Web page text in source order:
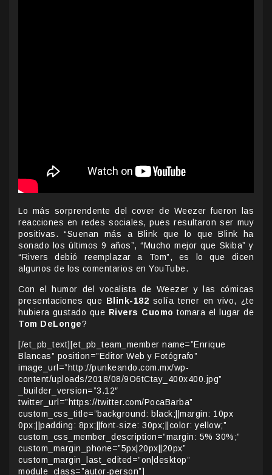
Lo más sorprendente del cover de Weezer fueron las
reacciones en redes sociales, pues resultaron ser muy
positivas. “Suenan más a Blink que lo que Blink ha
sonado los últimos 9 años”, “Mucho mejor que Skiba” y
“Rivers debió reemplazar a Tom”, es lo que dicen
algunos de los comentarios en YouTube.
Con el humor del vocalista de Weezer y las cómicas
presentaciones que Blink-182 solía tener en vivo, ¿te
hubiera gustado que Rivers Cuomo tomara el lugar de
Tom DeLonge?
[/et_pb_text][et_pb_team_member name=”Enrique
Blancas” position=”Editor Web y Fotógrafo”
image_url=”http://punkeando.com.mx/wp-
content/uploads/2018/08/9O6tCtay_400x400.jpg”
_builder_version=”3.12″
twitter_url=”https://twitter.com/PocaBarba”
custom_css_title=”background: black;||margin: 10px
0px;||padding: 8px;||font-size: 30px;||color: yellow;”
custom_css_member_description=”margin: 5% 30%;”
custom_margin_phone=”5px|20px||20px”
custom_margin_last_edited=”on|desktop”
module_class=”autor-person”]